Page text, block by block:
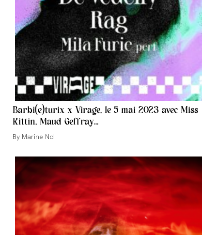
Barbi(e)turix x Virage, le 5 mai 2023 avec Miss
Kittin, Maud Geffray…
Auteur/autrice
la
publication :
Marine Nd